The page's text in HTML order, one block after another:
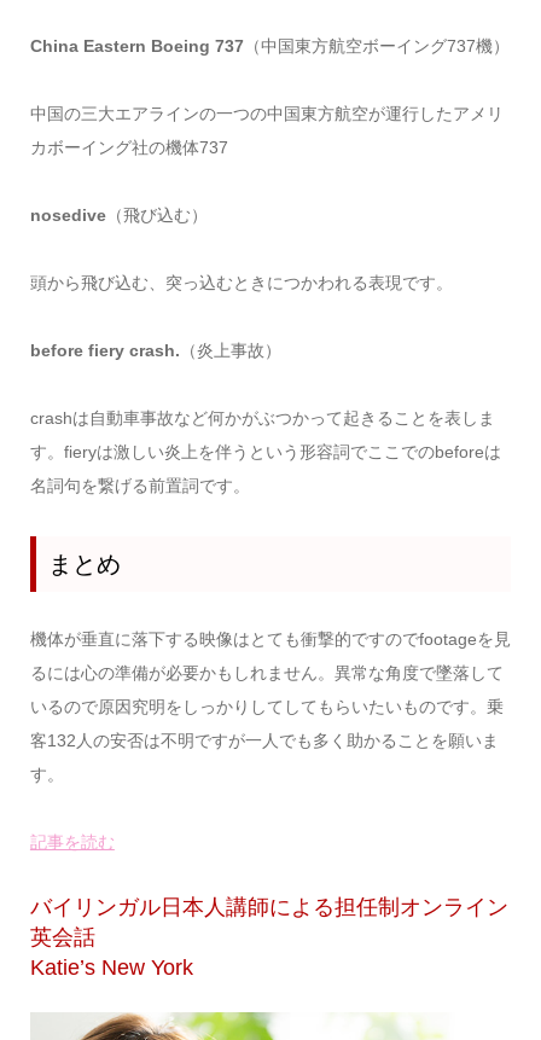
China Eastern Boeing 737（中国東方航空ボーイング737機）
中国の三大エアラインの一つの中国東方航空が運行したアメリ
カボーイング社の機体737
nosedive（飛び込む）
頭から飛び込む、突っ込むときにつかわれる表現です。
before fiery crash. （炎上事故）
crashは自動車事故など何かがぶつかって起きることを表しま
す。fieryは激しい炎上を伴うという形容詞でここでのbeforeは
名詞句を繋げる前置詞です。
まとめ
機体が垂直に落下する映像はとても衝撃的ですのでfootageを見
るには心の準備が必要かもしれません。異常な角度で墜落して
いるので原因究明をしっかりしてしてもらいたいものです。乗
客132人の安否は不明ですが一人でも多く助かることを願いま
す。
記事を読む
バイリンガル日本人講師による担任制オンライン
英会話
Katie’s New York